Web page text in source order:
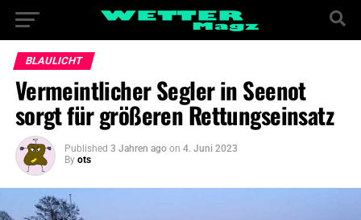
BLAULICHT
Vermeintlicher Segler in Seenot
sorgt für größeren Rettungseinsatz
Published 3 Jahren ago on 4. Juni 2023
By ots